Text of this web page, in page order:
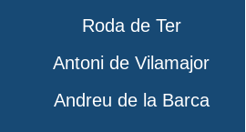
Roda de Ter
Antoni de Vilamajor
Andreu de la Barca